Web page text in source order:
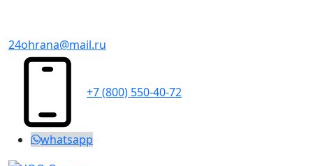
24ohrana@mail.ru
+7 (800) 550-40-72
whatsapp